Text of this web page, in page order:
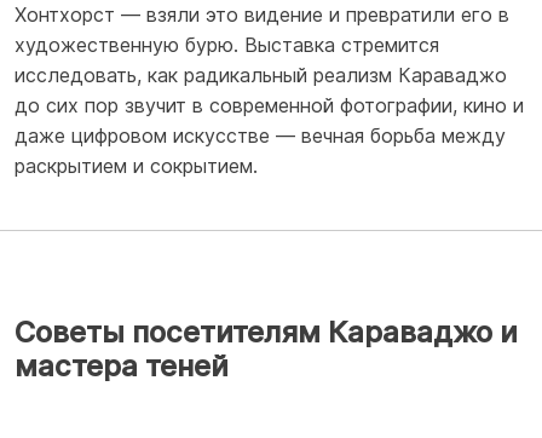
Хонтхорст — взяли это видение и превратили его в
художественную бурю. Выставка стремится
исследовать, как радикальный реализм Караваджо
до сих пор звучит в современной фотографии, кино и
даже цифровом искусстве — вечная борьба между
раскрытием и сокрытием.
Советы посетителям Караваджо и
мастера теней